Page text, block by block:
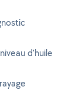
d'huile